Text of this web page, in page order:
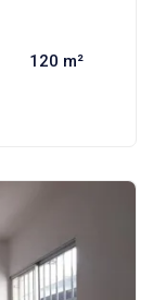
120 m²